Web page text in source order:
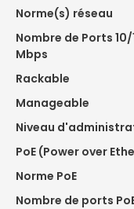
Norme(s) réseau
Nombre de Ports
Mbps
Rackable
Manageable
Niveau
PoE (Power over
Norme PoE
Nombre de ports